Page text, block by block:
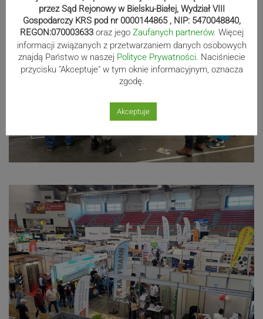
przez Sąd Rejonowy w Bielsku-Białej, Wydział VIII
Gospodarczy KRS pod nr 0000144865 , NIP: 5470048840,
REGON:070003633 oraz jego Zaufanych partnerów. Więcej
informacji związanych z przetwarzaniem danych osobowych
znajdą Państwo w naszej Polityce Prywatności. Naciśniecie
przycisku "Akceptuje" w tym oknie informacyjnym, oznacza
zgodę.
Akceptuje